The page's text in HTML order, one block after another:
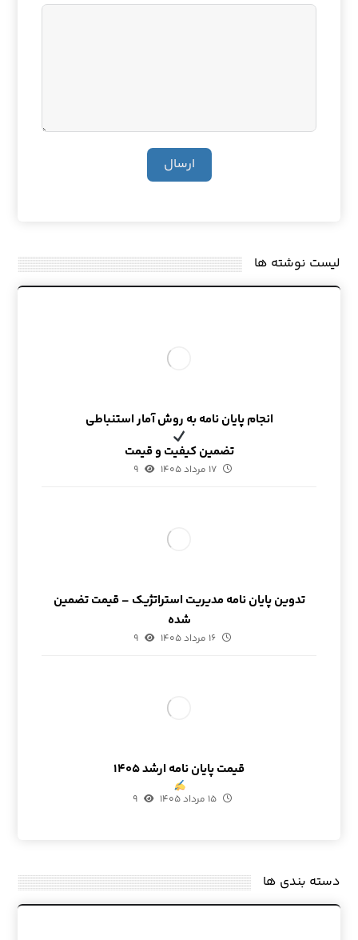
ارسال
لیست نوشته ها
انجام پایان نامه به روش آمار استنباطی
تضمین کیفیت و قیمت
۱۷ مرداد ۱۴۰۵ ۹
تدوین پایان نامه مدیریت استراتژیک – قیمت تضمین
شده
۱۶ مرداد ۱۴۰۵ ۹
قیمت پایان نامه ارشد ۱۴۰۵
۱۵ مرداد ۱۴۰۵ ۹
دسته بندی ها